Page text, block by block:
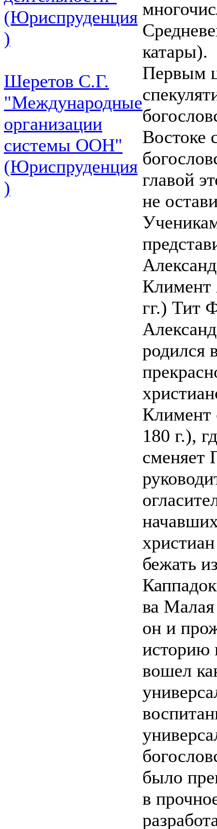
(Юриспруденция
)
Шеретов С.Г.
"Международные
организации
системы ООН"
(Юриспруденция
)
катары).
Первым
Востоке
главой
не
Климент
гг.) Тит
родился
Климент
180 г.),
сменяет
бежать
ва
он и
историю
вошел
было
в